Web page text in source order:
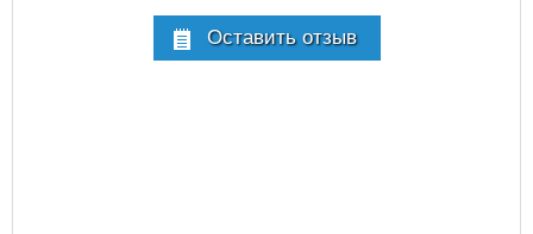
Оставить отзыв